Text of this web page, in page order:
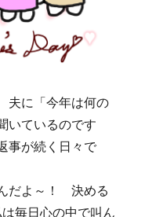
夫に「今年は何の
いているのです
事が続く日々で
だよ～！ 決める
毎日心の中で叫ん